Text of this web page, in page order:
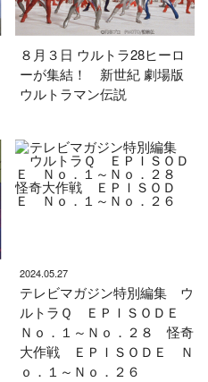
８月３日 ウルトラ28ヒーロ
ーが集結！ 新世紀 劇場版
ウルトラマン伝説
2024.05.27
テレビマガジン特別編集 ウ
ルトラＱ ＥＰＩＳＯＤＥ
Ｎｏ．１～Ｎｏ．２８ 怪奇
大作戦 ＥＰＩＳＯＤＥ Ｎ
ｏ．１～Ｎｏ．２６